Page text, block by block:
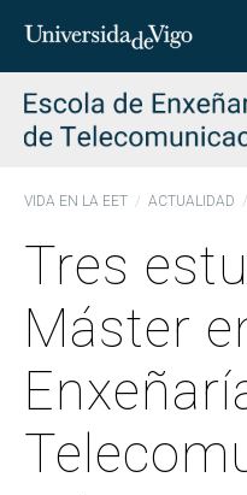
Insertar
para
buscar
VIDA EN LA EET ACTUALIDAD
Tres
Máster